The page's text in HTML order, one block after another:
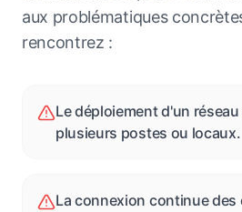
aux problématiques
rencontrez :
Le déploiement d'un
plusieurs postes ou locaux.
La connexion continue des